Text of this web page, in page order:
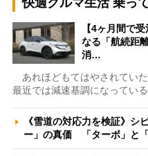
快適クルマ生活 乗っ
【4ヶ月間で
なる「航続距
消…
あれほどもてはやされていた
最近では減速基調になってい
《雪道の対応力を検証》シ
ー」の真価 「ターボ」と